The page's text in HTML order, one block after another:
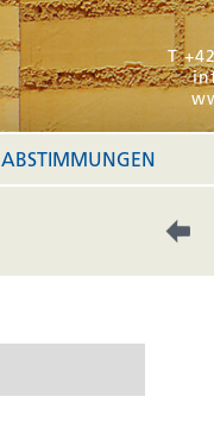
T
ABSTIMMUNGEN